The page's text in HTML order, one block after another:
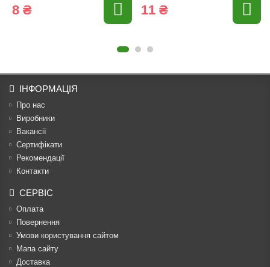
8 ₴ 11 ₴
ІНФОРМАЦІЯ
Про нас
Виробники
Вакансії
Сертифікати
Рекомендації
Контакти
СЕРВІС
Оплата
Повернення
Умови користування сайтом
Мапа сайту
Доставка